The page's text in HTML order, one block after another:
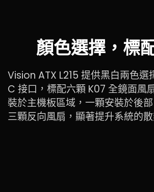
顏色選擇，標
Vision ATX L215 提供黑白兩色選
C 接口，標配六顆 K07 全鏡面風
裝於主機板區域，一顆安裝於後
三顆反向風扇，顯著提升系統的散